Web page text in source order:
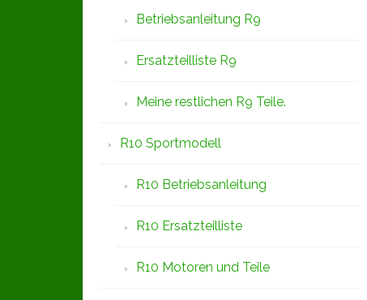
Betriebsanleitung R9
Ersatzteilliste R9
Meine restlichen R9 Teile.
R10 Sportmodell
R10 Betriebsanleitung
R10 Ersatzteilliste
R10 Motoren und Teile